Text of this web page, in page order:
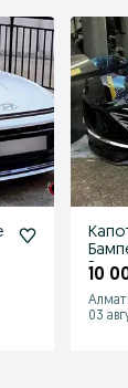
10
03